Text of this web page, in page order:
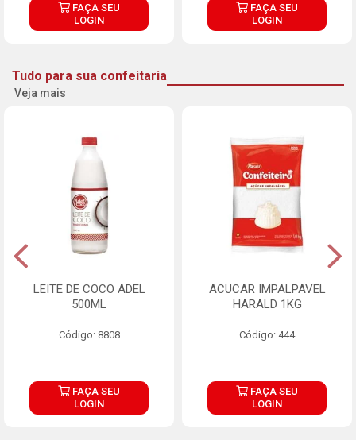
FAÇA SEU
LOGIN
FAÇA SEU
LOGIN
Tudo para sua confeitaria
Veja mais
LEITE DE COCO ADEL
500ML
Código: 8808
FAÇA SEU
LOGIN
ACUCAR IMPALPAVEL
HARALD 1KG
Código: 444
FAÇA SEU
LOGIN